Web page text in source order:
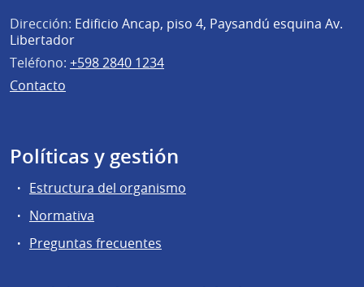
Dirección: Edificio Ancap, piso 4, Paysandú esquina Av.
Libertador
Teléfono: +598 2840 1234
Contacto
Políticas y gestión
Estructura del organismo
Normativa
Preguntas frecuentes